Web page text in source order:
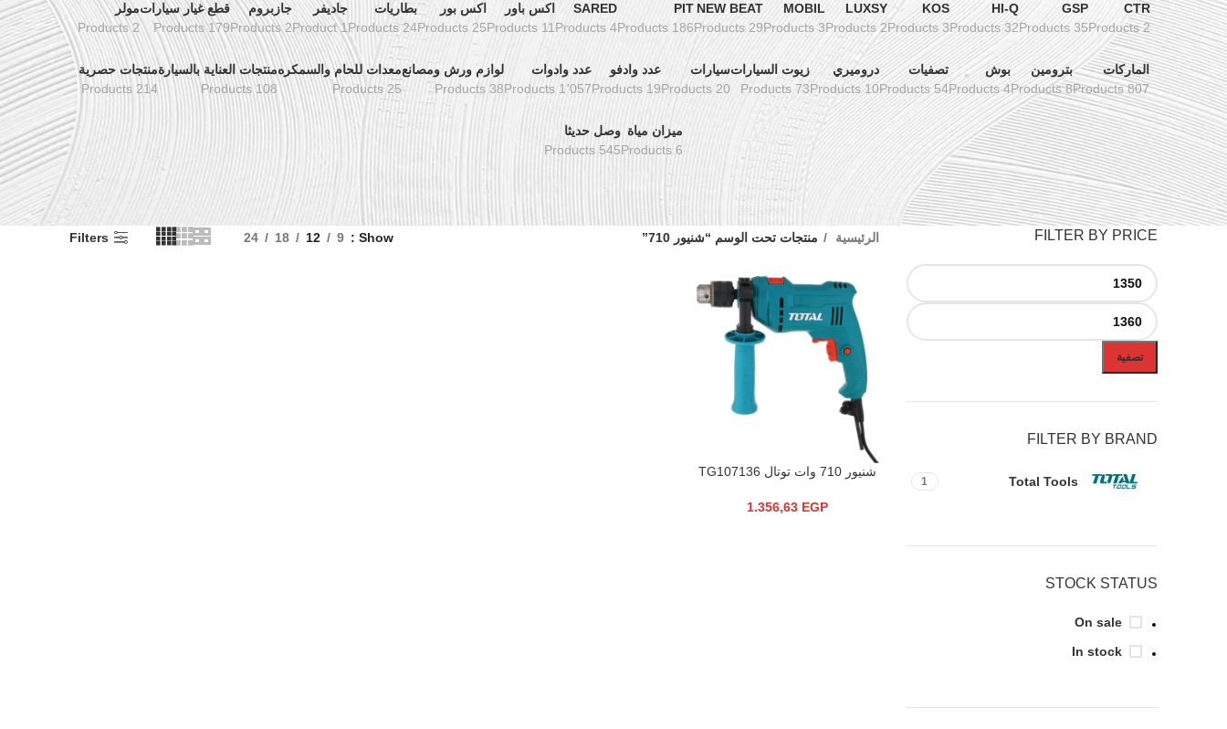
CTR
2 Products
GSP
35 Products
HI-Q
32 Products
KOS
3 Products
LUXSY
2 Products
MOBIL
3 Products
NEW BEAT
29 Products
PIT
186 Products
SARED
4 Products
اكس باور
11 Products
اكس بور
25 Products
بطاريات
24 Products
جاديفر
1 Product
جازبروم
2 Products
قطع غيار سيارات
179 Products
مولر
2 Products
الماركات
807 Products
بترومين
8 Products
بوش
4 Products
تصفيات
54 Products
دروميري
10 Products
زيوت السيارات
73 Products
سيارات
20 Products
عدد وادفو
19 Products
عدد وادوات
1٬057 Products
لوازم ورش ومصانع
38 Products
معدات للحام والسمكره
25 Products
منتجات العناية بالسيارة
108 Products
منتجات حصرية
214 Products
ميزان مياة
6 Products
وصل حديثا
545 Products
FILTER BY PRICE
تصفية
FILTER BY BRAND
Total Tools
1
STOCK STATUS
On sale
In stock
الرئيسية منتجات تحت الوسم “شنيور 710” Show
9
12
18
24
Filters
إضافة إلى السلة
شنيور 710 وات توتال TG107136
1.356,63 EGP